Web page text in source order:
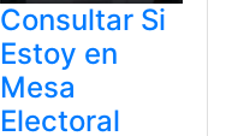
Consultar Si
Estoy en
Mesa
Electoral